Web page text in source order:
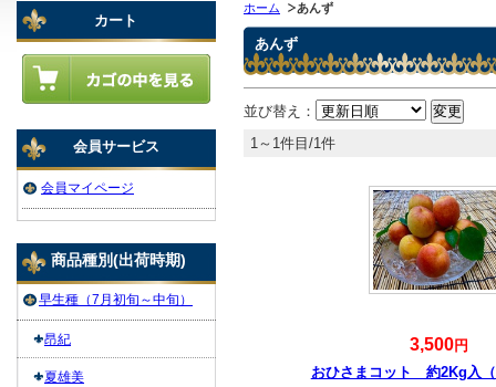
ホーム あんず
あんず
並び替え：
1～1件目/1件
3,500円
おひさまコット 約2Kg入
カート
会員サービス
会員マイページ
商品種別(出荷時期)
早生種（7月初旬～中旬）
昂紀
夏雄美